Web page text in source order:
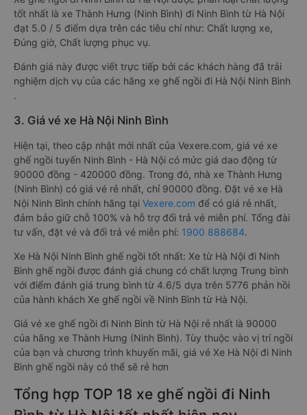
tốt nhất là xe Thành Hưng (Ninh Bình) đi Ninh Bình từ Hà Nội
đạt 5.0 / 5 điểm dựa trên các tiêu chí như: Chất lượng xe,
Đúng giờ, Chất lượng phục vụ.
Đánh giá này được viết trực tiếp bởi các khách hàng đã trải
nghiệm dịch vụ của các hãng xe ghế ngồi đi Hà Nội Ninh Bình
.
3. Giá vé xe Hà Nội Ninh Bình
Hiện tại, theo cập nhật mới nhất của Vexere.com, giá vé xe
ghế ngồi tuyến Ninh Bình - Hà Nội có mức giá dao động từ
90000 đồng - 420000 đồng. Trong đó, nhà xe Thành Hưng
(Ninh Bình) có giá vé rẻ nhất, chỉ 90000 đồng. Đặt vé xe Hà
Nội Ninh Bình chính hãng tại Vexere.com để có giá rẻ nhất,
đảm bảo giữ chỗ 100% và hỗ trợ đổi trả vé miễn phí. Tổng đài
tư vấn, đặt vé và đổi trả vé miễn phí: 1900 888684.
Xe Hà Nội Ninh Bình ghế ngồi tốt nhất: Xe từ Hà Nội đi Ninh
Bình ghế ngồi được đánh giá chung có chất lượng Trung bình
với điểm đánh giá trung bình từ 4.6/5 dựa trên 5776 phản hồi
của hành khách Xe ghế ngồi về Ninh Bình từ Hà Nội.
Giá vé xe ghế ngồi đi Ninh Bình từ Hà Nội rẻ nhất là 90000
của hãng xe Thành Hưng (Ninh Bình). Tùy thuộc vào vị trí ngồi
của bạn và chương trình khuyến mãi, giá vé Xe Hà Nội đi Ninh
Bình ghế ngồi này có thể sẽ rẻ hơn
Tổng hợp TOP 18 xe ghế ngồi đi Ninh